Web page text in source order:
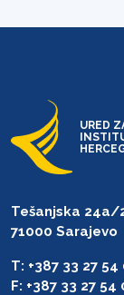
URED
Tešanjska 24a/
71000 Sarajevo
T: +387 33 27 54
F: +387 33 27 54